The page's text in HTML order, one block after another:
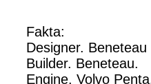
Fakta:
Designer. Beneteau
Builder. Beneteau.
Engine. Volvo